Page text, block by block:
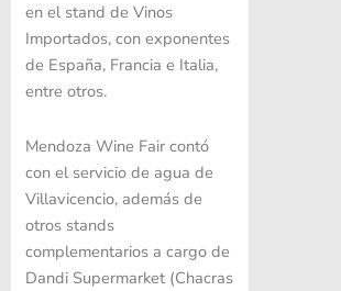
en el stand de Vinos
Importados, con exponentes
de España, Francia e Italia,
entre otros.
Mendoza Wine Fair contó
con el servicio de agua de
Villavicencio, además de
otros stands
complementarios a cargo de
Dandi Supermarket (Chacras